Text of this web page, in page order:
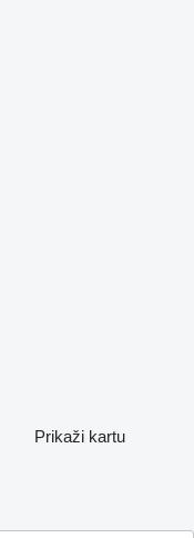
Prikaži kartu